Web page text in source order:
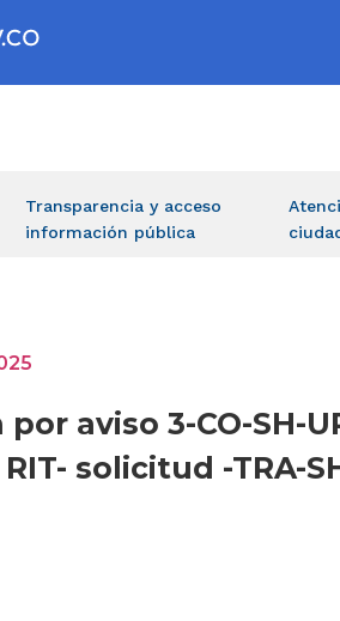
Transparencia y acceso
información pública
aviso 3-CO-SH-
RIT- solicitud -TRA-